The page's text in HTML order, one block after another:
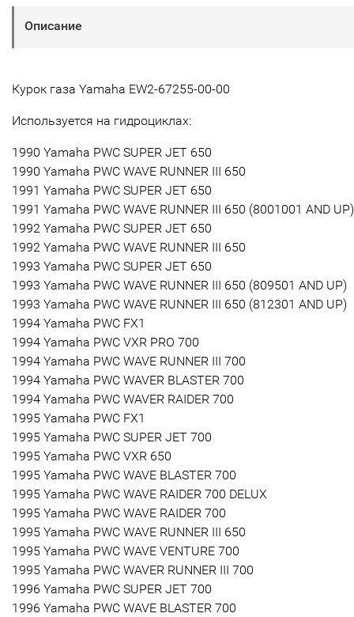
Описание
Курок газа Yamaha EW2-67255-00-00
Используется на гидроциклах:
1990 Yamaha PWC SUPER JET 650
1990 Yamaha PWC WAVE RUNNER III 650
1991 Yamaha PWC SUPER JET 650
1991 Yamaha PWC WAVE RUNNER III 650 (8001001 AND UP)
1992 Yamaha PWC SUPER JET 650
1992 Yamaha PWC WAVE RUNNER III 650
1993 Yamaha PWC SUPER JET 650
1993 Yamaha PWC WAVE RUNNER III 650 (809501 AND UP)
1993 Yamaha PWC WAVE RUNNER III 650 (812301 AND UP)
1994 Yamaha PWC FX1
1994 Yamaha PWC VXR PRO 700
1994 Yamaha PWC WAVE RUNNER III 700
1994 Yamaha PWC WAVER BLASTER 700
1994 Yamaha PWC WAVER RAIDER 700
1995 Yamaha PWC FX1
1995 Yamaha PWC SUPER JET 700
1995 Yamaha PWC VXR 650
1995 Yamaha PWC WAVE BLASTER 700
1995 Yamaha PWC WAVE RAIDER 700 DELUX
1995 Yamaha PWC WAVE RAIDER 700
1995 Yamaha PWC WAVE RUNNER III 650
1995 Yamaha PWC WAVE VENTURE 700
1995 Yamaha PWC WAVER RUNNER III 700
1996 Yamaha PWC SUPER JET 700
1996 Yamaha PWC WAVE BLASTER 700